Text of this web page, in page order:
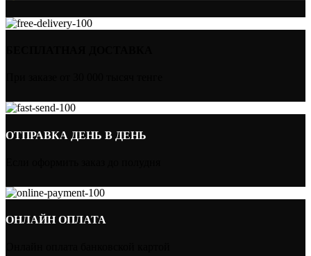
ОТПРАВКА ДЕНЬ В ДЕНЬ
ОНЛАЙН ОПЛАТА